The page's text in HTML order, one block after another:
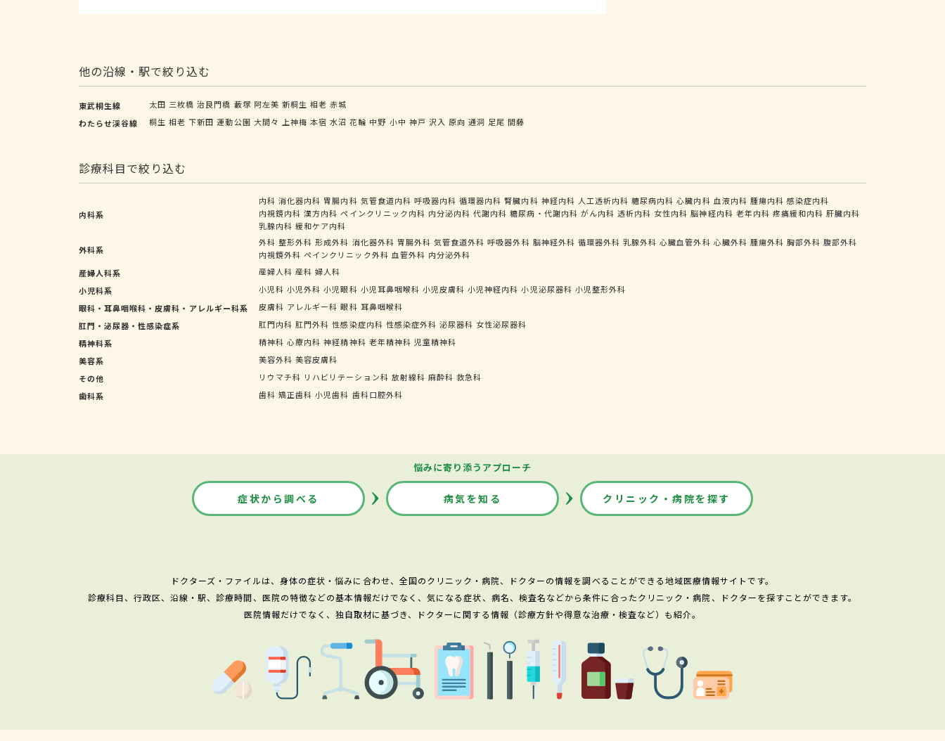
他の沿線・駅で絞り込む
東武桐生線 太田 三枚橋 治良門橋 藪塚 阿左美 新桐生 相老 赤城
わたらせ渓谷線
桐生 相老 下新田 運動公園 大間々 上神梅 本宿 水沼 花輪 中野 小中 神戸 沢入 原向 通洞 足尾 間藤
診療科目で絞り込む
内科系
内科 消化器内科 胃腸内科 気管食道内科 呼吸器内科 循環器内科 腎臓内科 神経内科 人工透析内科 糖尿病内科 心臓内科 血液内科 腫瘍内科 感染症内科
内視鏡内科 漢方内科 ペインクリニック内科 内分泌内科 代謝内科 糖尿病・代謝内科 がん内科 透析内科 女性内科 脳神経内科 老年内科 疼痛緩和内科 肝臓内科
乳腺内科 緩和ケア内科
外科系
外科 整形外科 形成外科 消化器外科 胃腸外科 気管食道外科 呼吸器外科 脳神経外科 循環器外科 乳腺外科 心臓血管外科 心臓外科 腫瘍外科 胸部外科 腹部外科
内視鏡外科 ペインクリニック外科 血管外科 内分泌外科
産婦人科系
産婦人科 産科 婦人科
小児科系
小児科 小児外科 小児眼科 小児耳鼻咽喉科 小児皮膚科 小児神経内科 小児泌尿器科 小児整形外科
眼科・耳鼻咽喉科・皮膚科・アレルギー科系
皮膚科 アレルギー科 眼科 耳鼻咽喉科
肛門・泌尿器・性感染症系
肛門内科 肛門外科 性感染症内科 性感染症外科 泌尿器科 女性泌尿器科
精神科系
精神科 心療内科 神経精神科 老年精神科 児童精神科
美容系
美容外科 美容皮膚科
その他
リウマチ科 リハビリテーション科 放射線科 麻酔科 救急科
歯科系
歯科 矯正歯科 小児歯科 歯科口腔外科
悩みに寄り添うアプローチ
症状から調べる 病気を知る クリニック・病院を探す
ドクターズ・ファイルは、身体の症状・悩みに合わせ、全国のクリニック・病院、ドクターの情報を調べることができる地域医療情報サイトです。
診療科目、行政区、沿線・駅、診療時間、医院の特徴などの基本情報だけでなく、気になる症状、病名、検査名などから条件に合ったクリニック・病院、ドクターを探すことができます。
医院情報だけでなく、独自取材に基づき、ドクターに関する情報（診療方針や得意な治療・検査など）も紹介。